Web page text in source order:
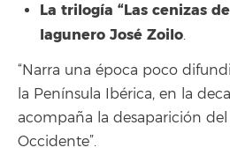
La trilogía “Las cenizas
lagunero José Zoilo.
“Narra una época poco
la Península Ibérica, en la
acompaña la desaparición
Occidente”.